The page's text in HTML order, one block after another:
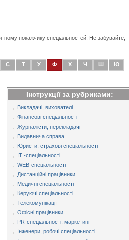
покажчику спеціальностей. Не забувайте,
С Т У Ф Х Ч Ш Ю
Інструкції за рубриками:
Викладачі, вихователі
Фінансові спеціальності
Журналісти, перекладачі
Видавнича справа
Юристи, страхові спеціальності
IT -спеціальності
WEB-спеціальності
Дистанційні працівники
Медичні спеціальності
Керуючі спеціальності
Телекомунікації
Офісні працівники
PR-спеціальності, маркетинг
Інженери, робочі спеціальності